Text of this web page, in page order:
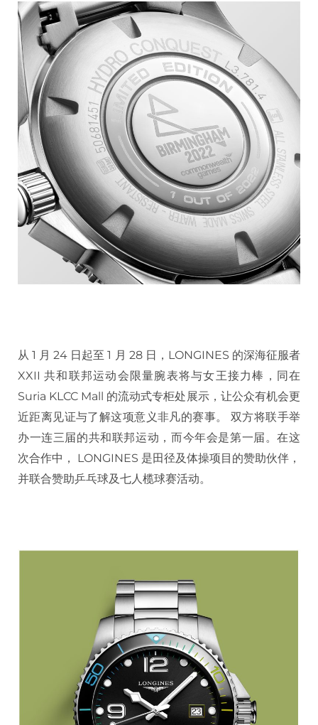
从 1 月 24 日起至 1 月 28 日，LONGINES 的深海征服者
XXII 共和联邦运动会限量腕表将与女王接力棒，同在
Suria KLCC Mall 的流动式专柜处展示，让公众有机会更
近距离见证与了解这项意义非凡的赛事。 双方将联手举
办一连三届的共和联邦运动，而今年会是第一届。在这
次合作中， LONGINES 是田径及体操项目的赞助伙伴，
并联合赞助乒乓球及七人榄球赛活动。